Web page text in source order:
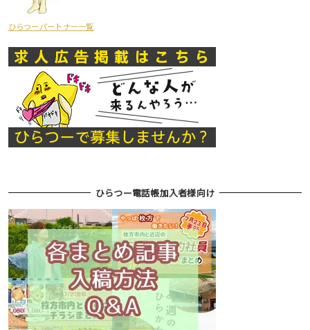
ひらつーパートナー一覧
ひらつー電話帳加入者様向け